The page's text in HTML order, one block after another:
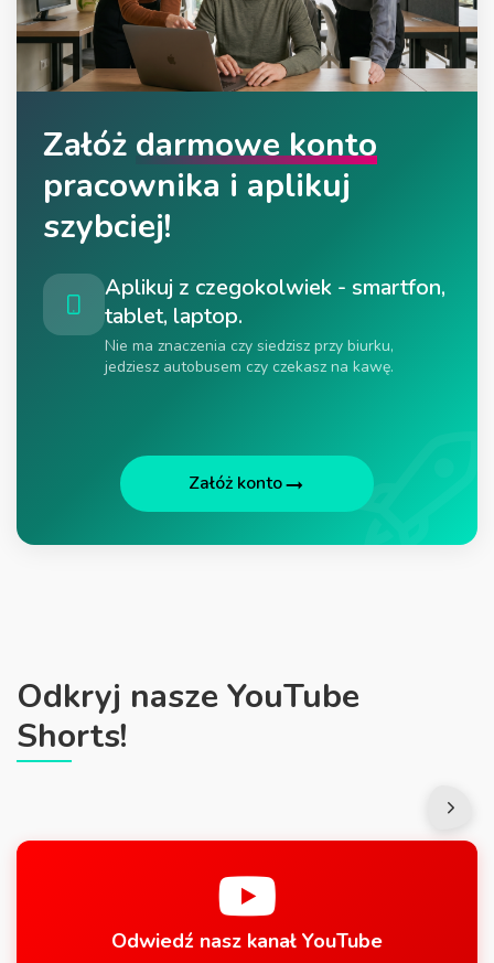
Załóż darmowe konto
pracownika i aplikuj
szybciej!
Aplikuj z czegokolwiek - smartfon,
tablet, laptop.
Nie ma znaczenia czy siedzisz przy biurku,
jedziesz autobusem czy czekasz na kawę.
Załóż konto
Odkryj nasze YouTube
Shorts!
Odwiedź nasz kanał YouTube